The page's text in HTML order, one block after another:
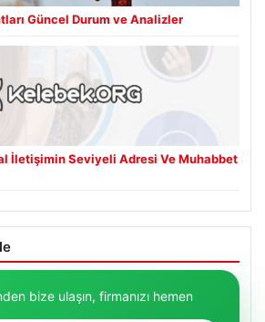
Güncel Durum ve Analizler
İletişimin Seviyeli Adresi Ve Muhabbet
bize ulaşın, firmanızı hemen